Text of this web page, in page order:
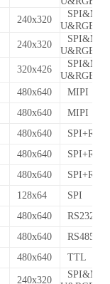
240x320
SPI&MC
U&RGB
240x320
SPI&MC
U&RGB
320x426
SPI&MC
U&RGB
480x640
MIPI
480x640
MIPI
480x640
SPI+RGB
480x640
SPI+RGB
480x640
SPI+RGB
128x64
SPI
480x640
RS232
480x640
RS485
480x640
TTL
240x320
SPI&MC